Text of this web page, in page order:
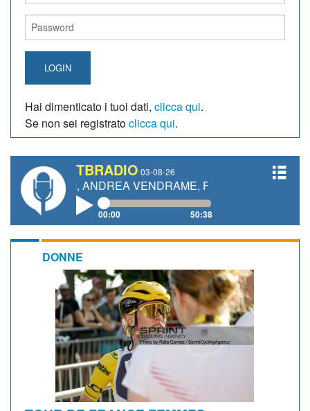
LOGIN
Hai dimenticato i tuoi dati, clicca qui.
Se non sei registratoclicca qui.
TBRADIO 03-08-26
ANDREA VENDRAME, FILIPPO FIORELLI
00:00 50:38
DONNE